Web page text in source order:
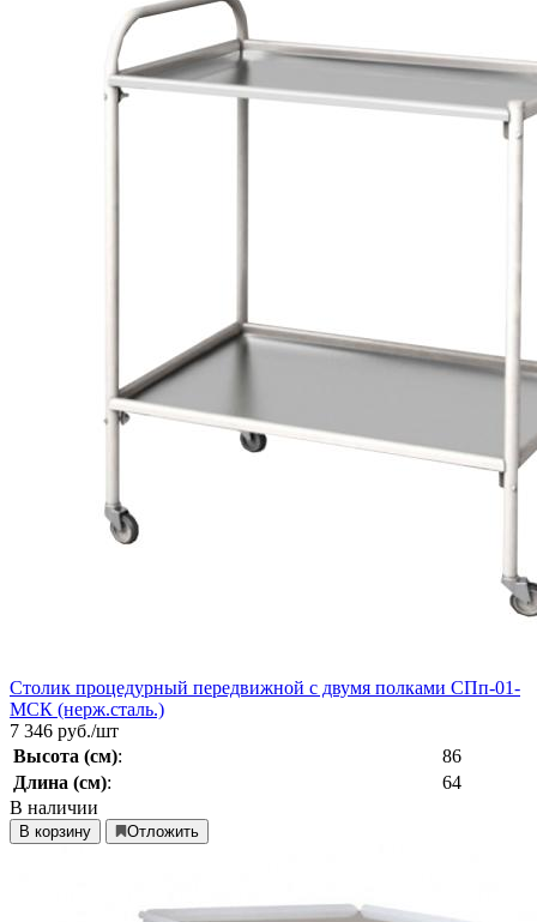
Столик процедурный передвижной с двумя полками СПп-01-
МСК (нерж.сталь.)
7 346 руб./шт
Высота (см):
86
Длина (см):
64
В наличии
В корзину Отложить